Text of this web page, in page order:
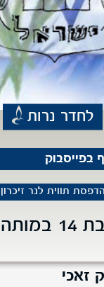
לחדר נרות
בפייסבוק
הדפסת תווית לנר זיכרון
בת 14 במותה
זאכי